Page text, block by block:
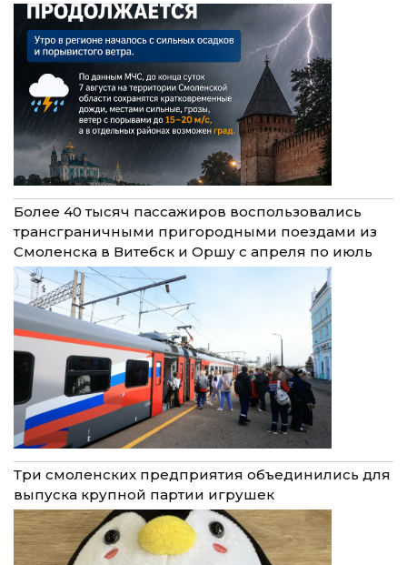
Более 40 тысяч пассажиров воспользовались
трансграничными пригородными поездами из
Смоленска в Витебск и Оршу с апреля по июль
Три смоленских предприятия объединились для
выпуска крупной партии игрушек